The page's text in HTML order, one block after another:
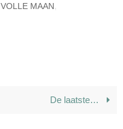
VOLLE MAAN,
De laatste…